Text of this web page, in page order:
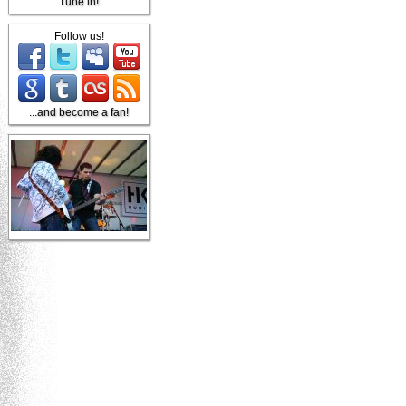
Follow us!
...and become a fan!